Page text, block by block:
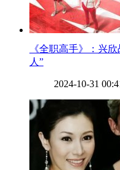
《全职高手》：兴
人”
2024-10-31